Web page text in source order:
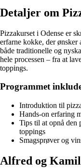
Detaljer om
Pizzakurset i Odense er
erfarne kokke, der ønsker
både traditionelle og
hele processen – fra at
toppings.
Programmet
Introduktion til
Hands-on erfaring
Tips til at opnå den
toppings
Smagsprøver og
Alfred og